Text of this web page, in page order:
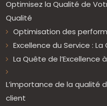
Optimisez la Qualité de
Qualité
Optimisation des
Excellence du Service :
La Quête de l’Excellence
L’importance de la qualité
client